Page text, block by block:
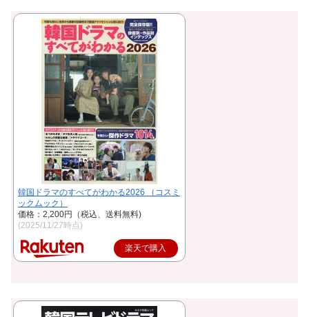
韓国ドラマのすべてがわかる2026 （コスミ
ックムック）
価格：2,200円（税込、送料無料)
(2025/11/27時点)
楽天で購入